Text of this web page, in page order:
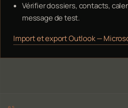
Vérifier dossiers, contacts,
message de test.
Import et export Outlook —